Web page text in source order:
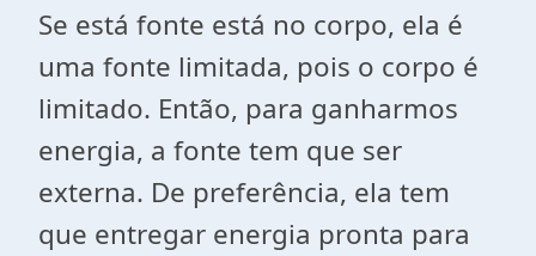
Se está fonte está no corpo, ela é
uma fonte limitada, pois o corpo é
limitado. Então, para ganharmos
energia, a fonte tem que ser
externa. De preferência, ela tem
que entregar energia pronta para